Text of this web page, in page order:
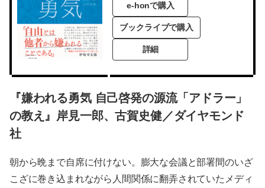
e-honで購入
ブックライブで購入
詳細
『嫌われる勇気 自己啓発の源流「アドラー」
の教え』岸見一郎、古賀史健／ダイヤモンド
社
朝から晩まで自席に付けない。膨大な会議と部署間のいざ
こざに巻き込まれながら人間関係に翻弄されていたメディ